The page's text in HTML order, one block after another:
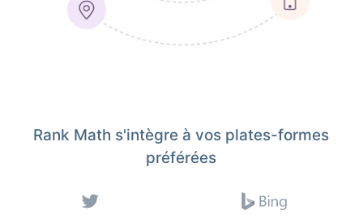
Rank Math s'intègre à vos plates-formes
préférées